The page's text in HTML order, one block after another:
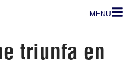
MENU
triunfa en